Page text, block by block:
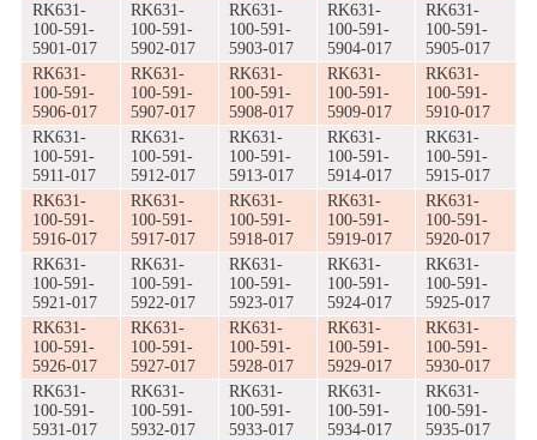
RK631-
100-591-
5901-017
RK631-
100-591-
5902-017
RK631-
100-591-
5903-017
RK631-
100-591-
5904-017
RK631-
100-591-
5905-017
RK631-
100-591-
5906-017
RK631-
100-591-
5907-017
RK631-
100-591-
5908-017
RK631-
100-591-
5909-017
RK631-
100-591-
5910-017
RK631-
100-591-
5911-017
RK631-
100-591-
5912-017
RK631-
100-591-
5913-017
RK631-
100-591-
5914-017
RK631-
100-591-
5915-017
RK631-
100-591-
5916-017
RK631-
100-591-
5917-017
RK631-
100-591-
5918-017
RK631-
100-591-
5919-017
RK631-
100-591-
5920-017
RK631-
100-591-
5921-017
RK631-
100-591-
5922-017
RK631-
100-591-
5923-017
RK631-
100-591-
5924-017
RK631-
100-591-
5925-017
RK631-
100-591-
5926-017
RK631-
100-591-
5927-017
RK631-
100-591-
5928-017
RK631-
100-591-
5929-017
RK631-
100-591-
5930-017
RK631-
100-591-
5931-017
RK631-
100-591-
5932-017
RK631-
100-591-
5933-017
RK631-
100-591-
5934-017
RK631-
100-591-
5935-017